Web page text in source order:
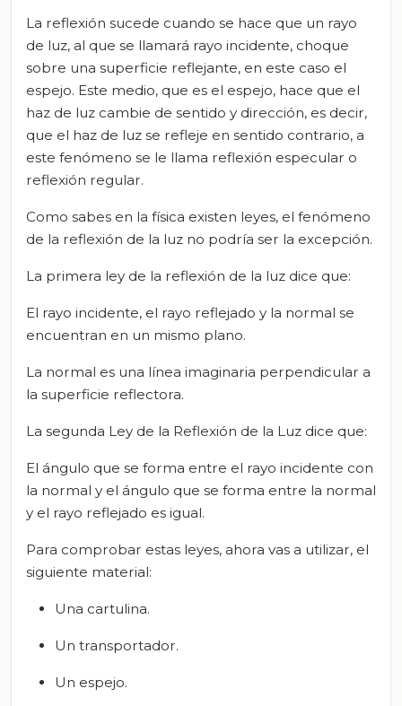
La reflexión sucede cuando se hace que un rayo
de luz, al que se llamará rayo incidente, choque
sobre una superficie reflejante, en este caso el
espejo. Este medio, que es el espejo, hace que el
haz de luz cambie de sentido y dirección, es decir,
que el haz de luz se refleje en sentido contrario, a
este fenómeno se le llama reflexión especular o
reflexión regular.
Como sabes en la física existen leyes, el fenómeno
de la reflexión de la luz no podría ser la excepción.
La primera ley de la reflexión de la luz dice que:
El rayo incidente, el rayo reflejado y la normal se
encuentran en un mismo plano.
La normal es una línea imaginaria perpendicular a
la superficie reflectora.
La segunda Ley de la Reflexión de la Luz dice que:
El ángulo que se forma entre el rayo incidente con
la normal y el ángulo que se forma entre la normal
y el rayo reflejado es igual.
Para comprobar estas leyes, ahora vas a utilizar, el
siguiente material:
Una cartulina.
Un transportador.
Un espejo.